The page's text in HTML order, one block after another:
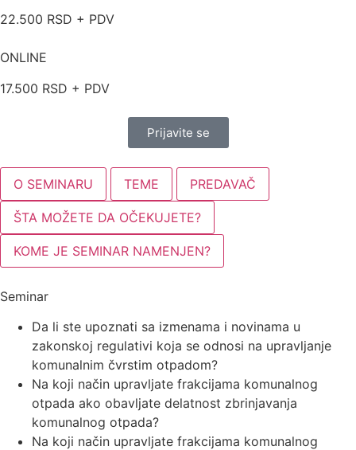
22.500 RSD + PDV
ONLINE
17.500 RSD + PDV
Prijavite se
O SEMINARU TEME PREDAVAČ
ŠTA MOŽETE DA OČEKUJETE?
KOME JE SEMINAR NAMENJEN?
Seminar
Da li ste upoznati sa izmenama i novinama u
zakonskoj regulativi koja se odnosi na upravljanje
komunalnim čvrstim otpadom?
Na koji način upravljate frakcijama komunalnog
otpada ako obavljate delatnost zbrinjavanja
komunalnog otpada?
Na koji način upravljate frakcijama komunalnog